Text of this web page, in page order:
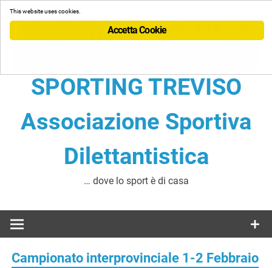
Skip
content
SPORTING TREVISO
Associazione Sportiva
Dilettantistica
… dove lo sport è di casa
Campionato interprovinciale 1-2 Febbraio
This website uses cookies.
Accetta Cookie